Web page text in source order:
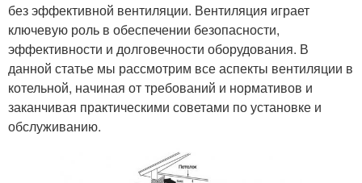
без эффективной вентиляции. Вентиляция играет
ключевую роль в обеспечении безопасности,
эффективности и долговечности оборудования. В
данной статье мы рассмотрим все аспекты вентиляции в
котельной, начиная от требований и нормативов и
заканчивая практическими советами по установке и
обслуживанию.